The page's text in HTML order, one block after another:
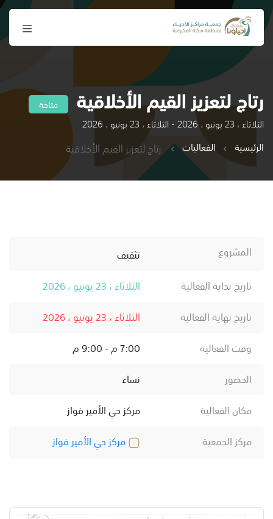
رتاج لتعزيز القيم الأخلاقية متاحة
الثلاثاء ، 23 يونيو ، 2026 - الثلاثاء ، 23 يونيو ، 2026
الرئيسية
الفعاليات رتاج لتعزيز القيم الأخلاقية
المشروع
تثقيف
تاريخ بداية الفعالية
الثلاثاء ، 23 يونيو ، 2026
تاريخ نهاية الفعالية
الثلاثاء ، 23 يونيو ، 2026
وقت الفعالية
7:00 م - 9:00 م
الحضور
نساء
مكان الفعالية
مركز حي الأمير فواز
مركز الجمعية
مركز حي الأمير فواز